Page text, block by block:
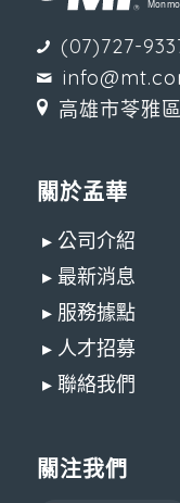
(07)727-
高雄市苓雅
關於孟華
▸ 公司介紹
▸ 最新消息
▸ 服務據點
▸ 人才招募
▸ 聯絡我們
關注我們